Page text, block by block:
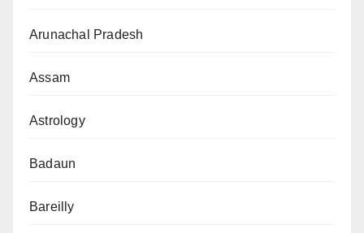
Arunachal Pradesh
Assam
Astrology
Badaun
Bareilly